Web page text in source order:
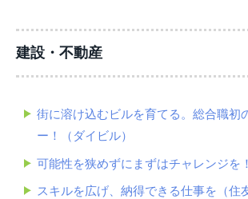
建設・不動産
街に溶け込むビルを育てる。総合職初
ー！（ダイビル）
可能性を狭めずにまずはチャレンジを
スキルを広げ、納得できる仕事を（住